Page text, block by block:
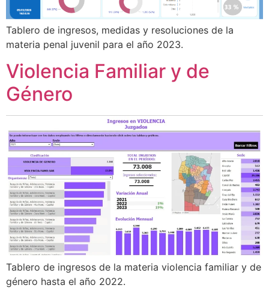
Tablero de ingresos, medidas y resoluciones de la
materia penal juvenil para el año 2023.
Violencia Familiar y de
Género
Tablero de ingresos de la materia violencia familiar y de
género hasta el año 2022.